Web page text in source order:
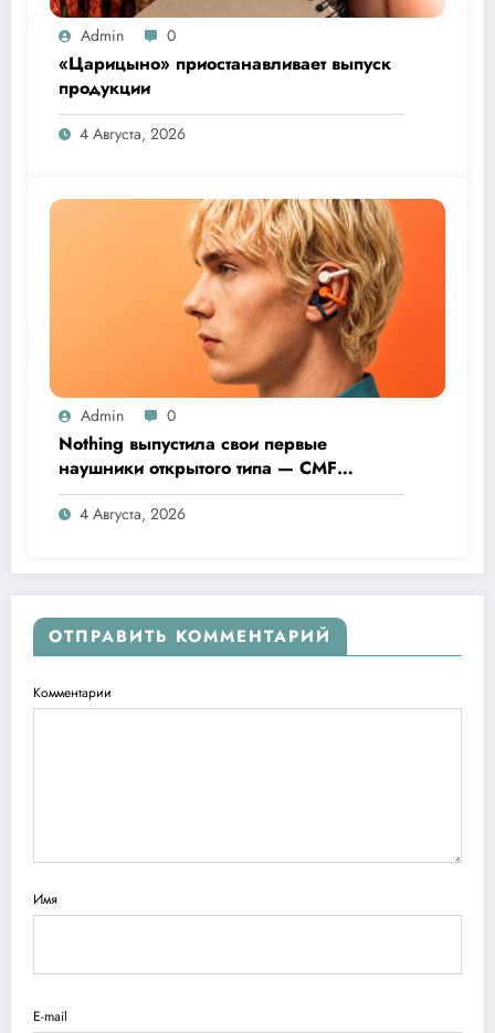
Admin 0
«Царицыно» приостанавливает выпуск
продукции
4 Августа, 2026
Admin 0
Nothing выпустила свои первые
наушники открытого типа — CMF
Clip Pro
4 Августа, 2026
ОТПРАВИТЬ КОММЕНТАРИЙ
Комментарии
Имя
E-mail